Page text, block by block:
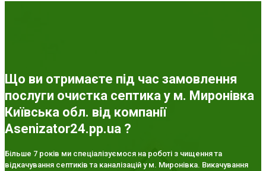
Що ви отримаєте під час замовлення
послуги очистка септика у м. Миронівка
Київська обл. від компанії
Asenizator24.pp.ua ?
Більше 7 років ми спеціалізуємося на роботі з чищення та
відкачування септиків та каналізацій у м. Миронівка. Викачування